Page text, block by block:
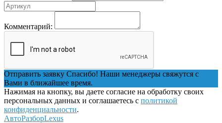
Комментарий:
Отправить заявку Спасибо! Наши менеджеры свяжутся с
Вами в ближайшее время.
Нажимая на кнопку, вы даете согласие на обработку своих
персональных данных и соглашаетесь с политикой
конфиденциальности.
АвтоРазборLexus